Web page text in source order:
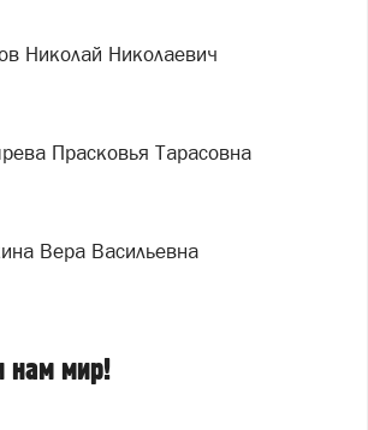
Николай Николаевич
Прасковья Тарасовна
Вера Васильевна
нам мир!